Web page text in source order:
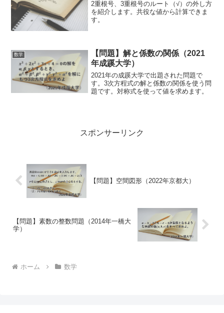
2重根号、3重根号のルート（√）の外し方
を紹介します。共役な値から計算できま
す。
数学
【問題】解と係数の関係（2021
年成蹊大学）
2021年の成蹊大学で出題された問題で
す。3次方程式の解と係数の関係を使う問
題です。対称式を使って値を求めます。
スポンサーリンク
【問題】空間図形（2022年京都大）
【問題】素数の整数問題（2014年一橋大
学）
ホーム 数学